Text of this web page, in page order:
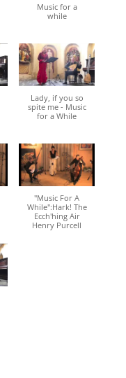
Music for a
while
Lady, if you so
spite me - Music
for a While
"Music For A
While":Hark! The
Ecch'hing Air
Henry Purcell